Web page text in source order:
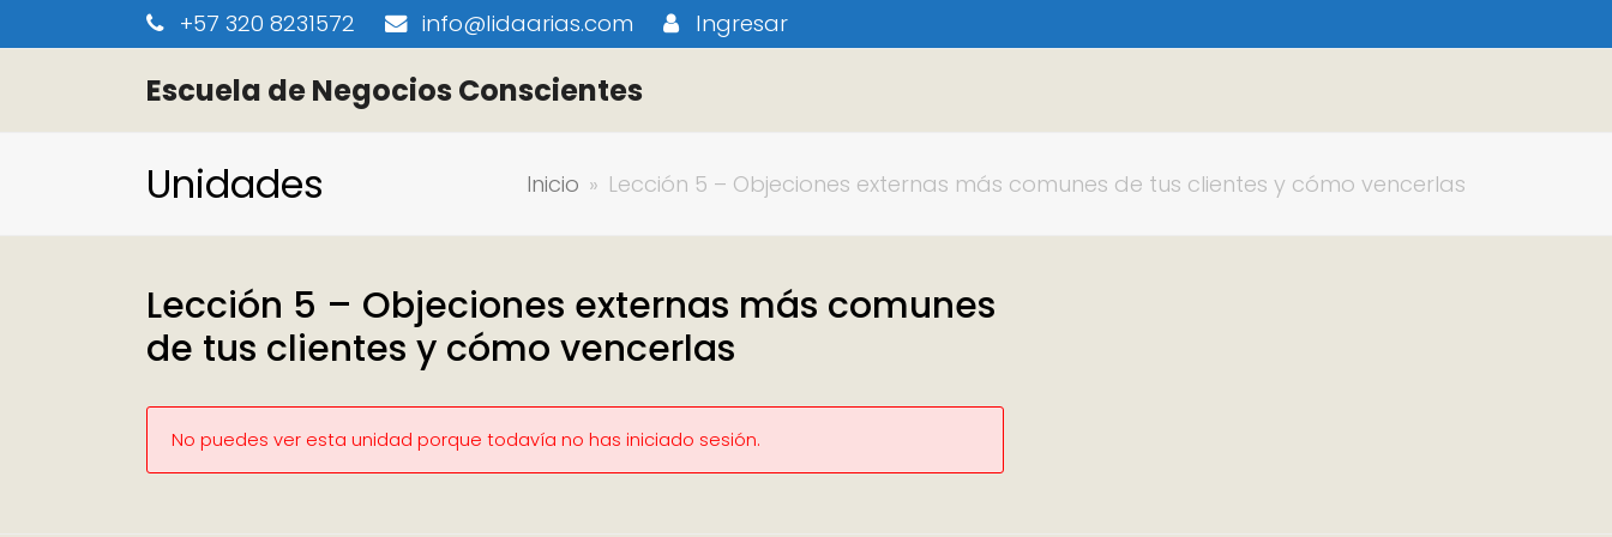
+57 320 8231572 info@lidaarias.com Ingresar
Escuela de Negocios Conscientes
Unidades Inicio » Lección 5 – Objeciones externas más comunes de tus clientes y cómo vencerlas
Lección 5 – Objeciones externas más comunes
de tus clientes y cómo vencerlas
No puedes ver esta unidad porque todavía no has iniciado sesión.